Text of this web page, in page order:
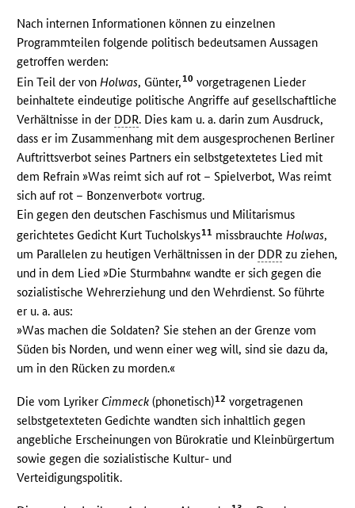
Nach internen Informationen können zu einzelnen
Programmteilen folgende politisch bedeutsamen Aussagen
getroffen werden:
Ein Teil der von Holwas, Günter,10 vorgetragenen Lieder
beinhaltete eindeutige politische Angriffe auf gesellschaftliche
Verhältnisse in der DDR. Dies kam u. a. darin zum Ausdruck,
dass er im Zusammenhang mit dem ausgesprochenen Berliner
Auftrittsverbot seines Partners ein selbstgetextetes Lied mit
dem Refrain »Was reimt sich auf rot – Spielverbot, Was reimt
sich auf rot – Bonzenverbot« vortrug.
Ein gegen den deutschen Faschismus und Militarismus
gerichtetes Gedicht Kurt Tucholskys11 missbrauchteHolwas,
um Parallelen zu heutigen Verhältnissen in der DDR zu ziehen,
und in dem Lied »Die Sturmbahn« wandte er sich gegen die
sozialistische Wehrerziehung und den Wehrdienst. So führte
er u. a. aus:
»Was machen die Soldaten? Sie stehen an der Grenze vom
Süden bis Norden, und wenn einer weg will, sind sie dazu da,
um in den Rücken zu morden.«
Die vom Lyriker Cimmeck (phonetisch)12 vorgetragenen
selbstgetexteten Gedichte wandten sich inhaltlich gegen
angebliche Erscheinungen von Bürokratie und Kleinbürgertum
sowie gegen die sozialistische Kultur- und
Verteidigungspolitik.